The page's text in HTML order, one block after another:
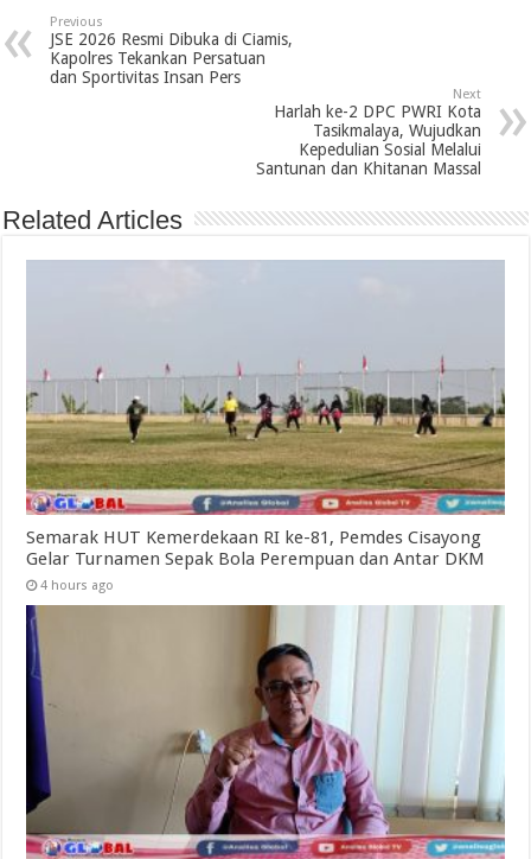
Previous
JSE 2026 Resmi Dibuka di Ciamis,
Kapolres Tekankan Persatuan
dan Sportivitas Insan Pers
Next
Harlah ke-2 DPC PWRI Kota
Tasikmalaya, Wujudkan
Kepedulian Sosial Melalui
Santunan dan Khitanan Massal
Related Articles
Semarak HUT Kemerdekaan RI ke-81, Pemdes Cisayong
Gelar Turnamen Sepak Bola Perempuan dan Antar DKM
4 hours ago